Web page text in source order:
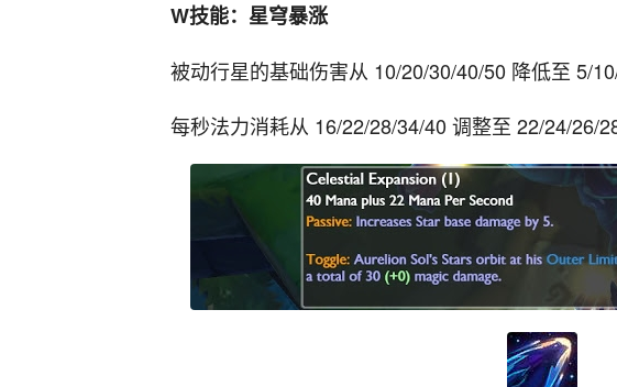
W技能：星穹暴涨
被动行星的基础伤害从 10/20/30/40/50 降低至 5/
每秒法力消耗从 16/22/28/34/40 调整至 22/24/26/